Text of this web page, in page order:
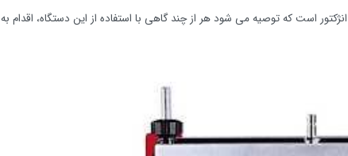
است که توصیه می شود هر از چند گاهی با استفاده از این دستگاه، اقدام به